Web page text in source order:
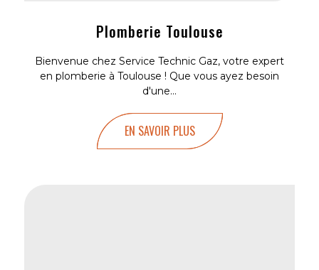
Plomberie Toulouse
Bienvenue chez Service Technic Gaz, votre expert
en plomberie à Toulouse ! Que vous ayez besoin
d'une...
EN SAVOIR PLUS